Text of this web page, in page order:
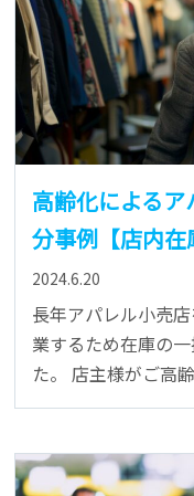
高齢化による
分事例【店内
2024.6.20
長年アパレル小売
業するため在庫の
た。 店主様がご高